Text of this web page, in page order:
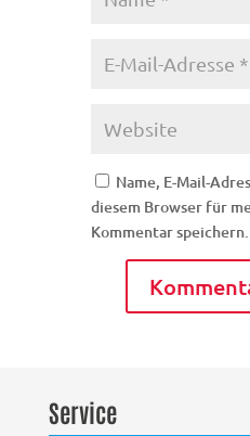
Name, E-Mail-
diesem Browser für
Kommentar speichern.
Service